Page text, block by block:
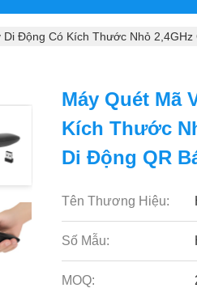
Di Động Có Kích Thước Nhỏ
Máy Quét Mã
Kích Thước
Di Động QR
Tên Thương Hiệu:
Số Mẫu:
MOQ: